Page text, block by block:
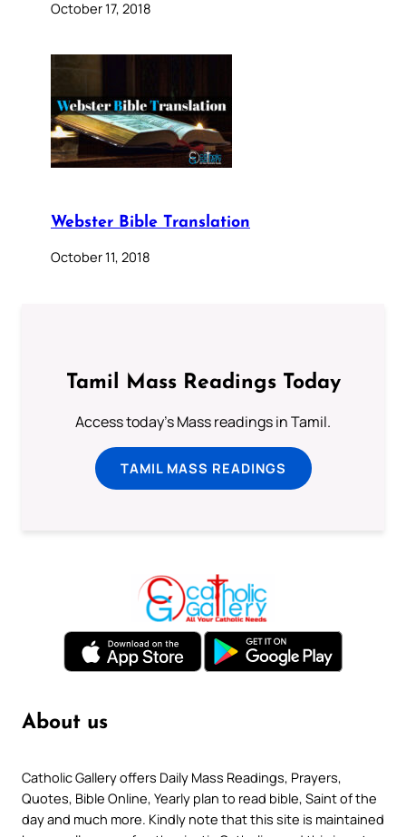
October 17, 2018
Webster Bible Translation
October 11, 2018
Tamil Mass Readings Today
Access today's Mass readings in Tamil.
TAMIL MASS READINGS
About us
Catholic Gallery offers Daily Mass Readings, Prayers,
Quotes, Bible Online, Yearly plan to read bible, Saint of the
day and much more. Kindly note that this site is maintained